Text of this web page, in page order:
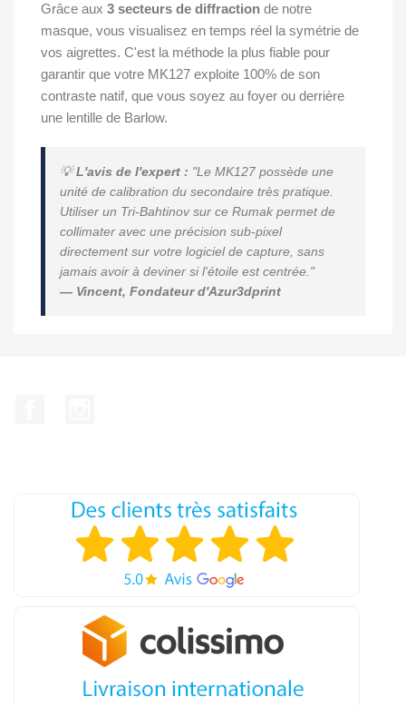
Grâce aux 3 secteurs de diffraction de notre
masque, vous visualisez en temps réel la symétrie de
vos aigrettes. C'est la méthode la plus fiable pour
garantir que votre MK127 exploite 100% de son
contraste natif, que vous soyez au foyer ou derrière
une lentille de Barlow.
💡L'avis de l'expert : "Le MK127 possède une
unité de calibration du secondaire très pratique.
Utiliser un Tri-Bahtinov sur ce Rumak permet de
collimater avec une précision sub-pixel
directement sur votre logiciel de capture, sans
jamais avoir à deviner si l'étoile est centrée."
— Vincent, Fondateur d'Azur3dprint